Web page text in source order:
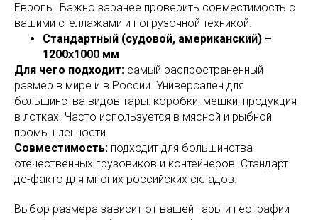
Европы. Важно заранее проверить совместимость с
вашими стеллажами и погрузочной техникой.
Стандартный (судовой, американский) –
1200x1000 мм
Для чего подходит: самый распространенный
размер в мире и в России. Универсален для
большинства видов тары: коробки, мешки, продукция
в лотках. Часто используется в мясной и рыбной
промышленности.
Совместимость: подходит для большинства
отечественных грузовиков и контейнеров. Стандарт
де-факто для многих российских складов.
Выбор размера зависит от вашей тары и географии